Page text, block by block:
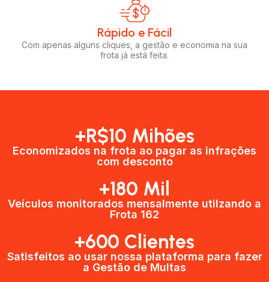
Rápido e Fácil​
Com apenas alguns cliques, a gestão e economia na sua
frota já está feita.
+R$10 Mihões
Economizados na frota ao pagar as infrações
com desconto
+180 Mil
Veículos monitorados mensalmente utilzando a
Frota 162
+600 Clientes​
Satisfeitos ao usar nossa plataforma para fazer
a Gestão de Multas​